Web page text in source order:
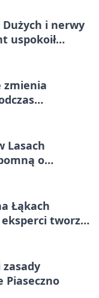
Dużych i nerwy
uspokoił
zmienia
Lasach
o
Łąkach
tworzą
Piaseczno